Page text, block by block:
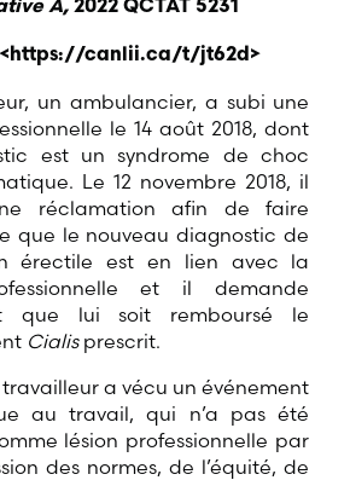
A, 2022 QCTAT 5231
https://canlii.ca/t/jt62d >
un ambulancier, a subi une
le 14 août 2018, dont
est un syndrome de choc
Le 12 novembre 2018, il
réclamation afin de faire
que le nouveau diagnostic de
érectile est en lien avec la
et il demande
que lui soit remboursé le
Cialisprescrit.
travailleur a vécu un événement
au travail, qui n’a pas été
lésion professionnelle par
des normes, de l’équité, de